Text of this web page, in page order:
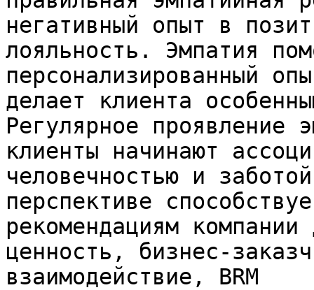
негативный опыт в
лояльность. Эмпатия
персонализированный
делает клиента
Регулярное проявление
клиенты начинают
человечностью и
перспективе
рекомендациям
ценность, бизнес-
взаимодействие, BRM